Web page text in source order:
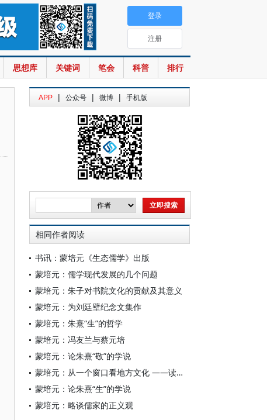
思想库 关键词 笔会 科普 排行
登录
注册
APP | 公众号 | 微博 | 手机版
相同作者阅读
书讯：蒙培元《生态儒学》出版
蒙培元：儒学现代发展的几个问题
蒙培元：朱子对书院文化的贡献及其意义
蒙培元：为刘廷壁纪念文集作
蒙培元：朱熹“生”的哲学
蒙培元：冯友兰与蔡元培
蒙培元：论朱熹“敬”的学说
蒙培元：从一个窗口看地方文化 ——读《庄浪文史》
蒙培元：论朱熹“生”的学说
蒙培元：略谈儒家的正义观